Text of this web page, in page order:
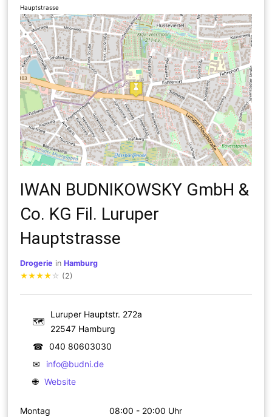
Hauptstrasse
IWAN BUDNIKOWSKY GmbH &
Co. KG Fil. Luruper
Hauptstrasse
Drogerie inHamburg
★★★★ ☆ (2)
🗺
Luruper Hauptstr. 272a
22547 Hamburg
☎
040 80603030
✉
info@budni.de
🌐 Website
Montag
08:00 - 20:00 Uhr